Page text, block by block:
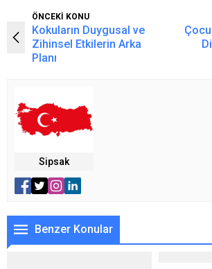
ÖNCEKİ KONU
Kokuların Duygusal ve
Zihinsel Etkilerin Arka
Planı
Sipsak
Benzer Konular